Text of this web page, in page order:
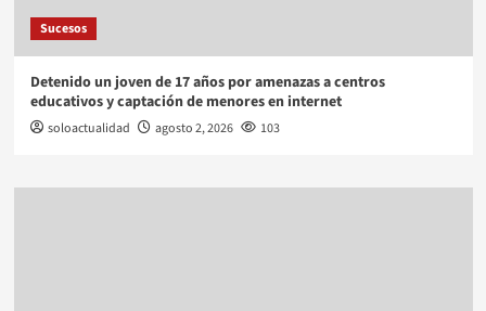
Sucesos
Detenido un joven de 17 años por amenazas a centros
educativos y captación de menores en internet
soloactualidad agosto 2, 2026 103